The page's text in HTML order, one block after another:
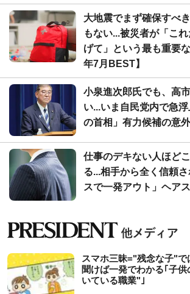
大地震でまず確保すべ
もない...被災者が「こ
げて」という最も重要
年7月BEST】
小泉進次郎氏でも、高
い...いま自民党内で急
の首相」有力候補の意
仕事のデキない人ほど
る...相手から全く信頼
スで一発アウト」ヘア
スマホ三昧="残念な子"
聞けば一発でわかる｢子
いている職業"｣